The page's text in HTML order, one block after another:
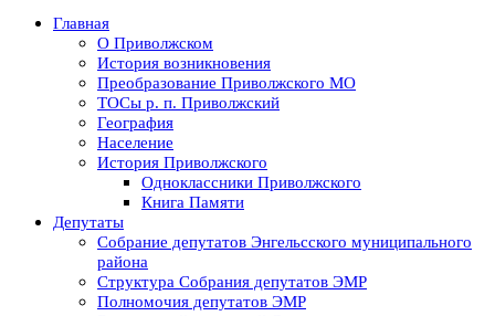
Главная
О Приволжском
История возникновения
Преобразование Приволжского МО
ТОСы р. п. Приволжский
География
Население
История Приволжского
Одноклассники Приволжского
Книга Памяти
Депутаты
Собрание депутатов Энгельсского муниципального
района
Структура Собрания депутатов ЭМР
Полномочия депутатов ЭМР